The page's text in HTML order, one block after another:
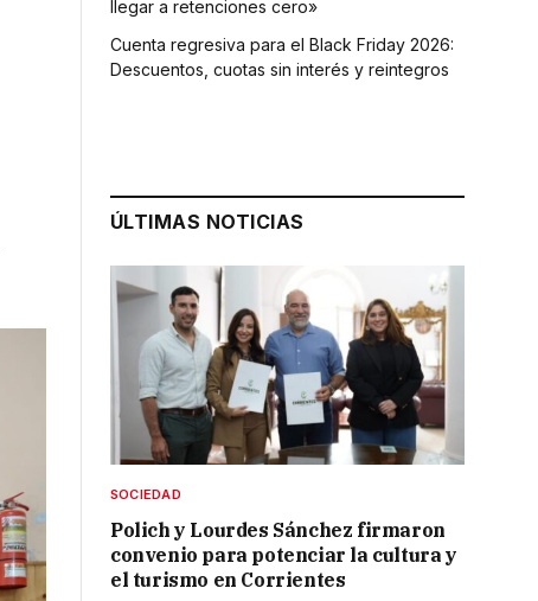
llegar a retenciones cero»
Cuenta regresiva para el Black Friday 2026:
Descuentos, cuotas sin interés y reintegros
ÚLTIMAS NOTICIAS
SOCIEDAD
Polich y Lourdes Sánchez firmaron
convenio para potenciar la cultura y
el turismo en Corrientes